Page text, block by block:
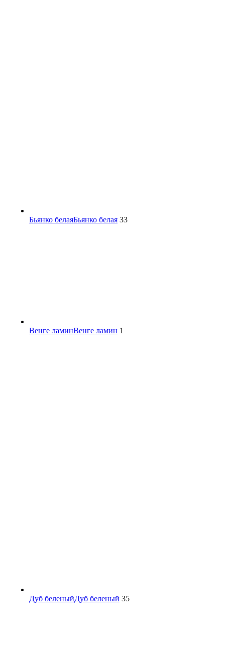
Бьянко белаяБьянко белая 33
Венге ламинВенге ламин 1
Дуб беленыйДуб беленый 35